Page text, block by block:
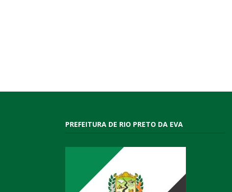
PREFEITURA DE RIO PRETO DA EVA